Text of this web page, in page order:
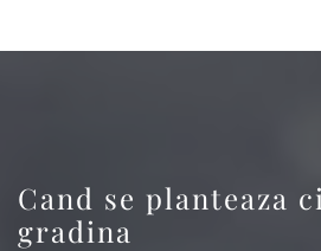
Cand se planteaza
gradina